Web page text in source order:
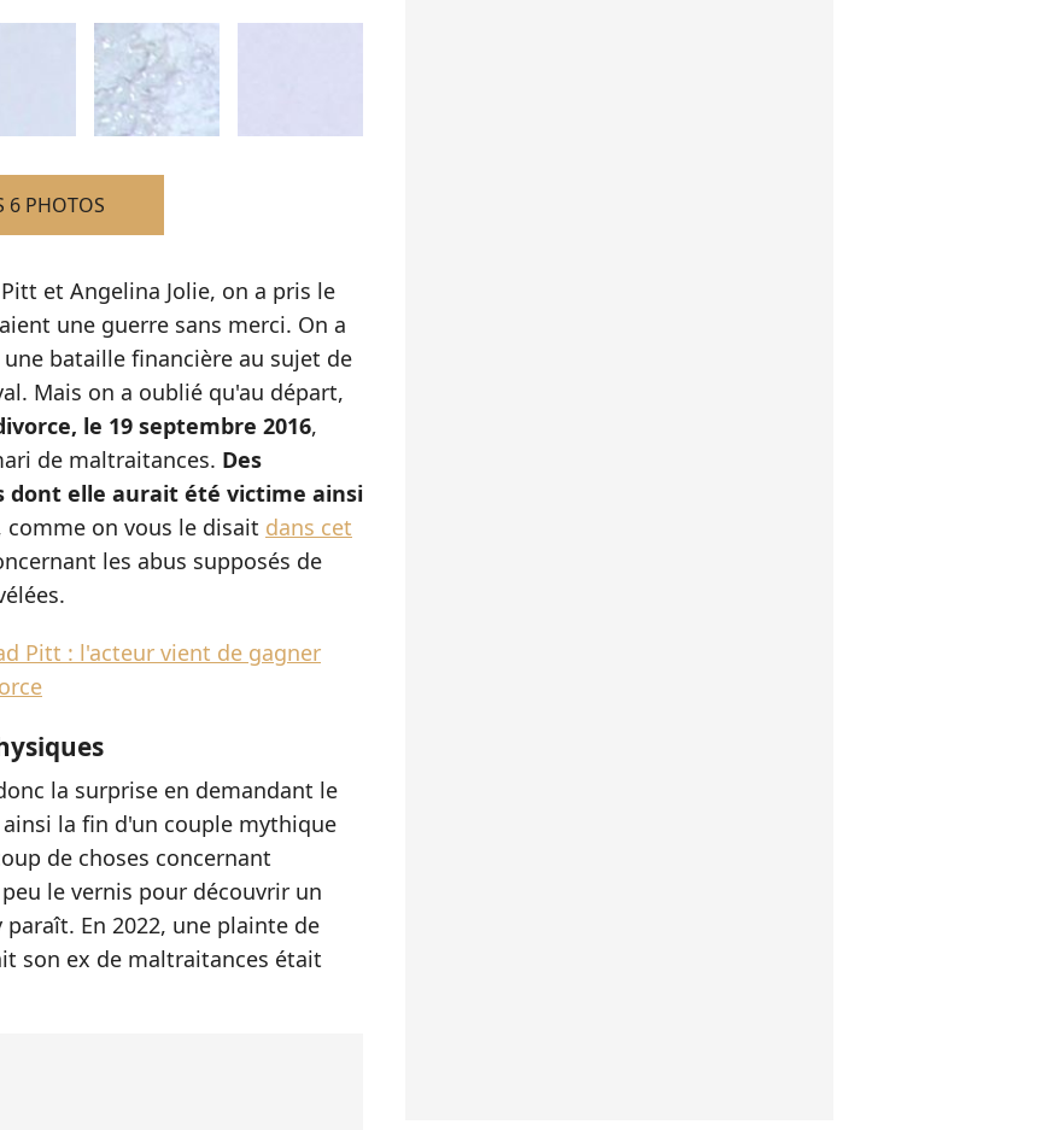
6 PHOTOS
et Angelina Jolie, on a pris le
une guerre sans merci. On a
bataille financière au sujet de
Mais on a oublié qu'au départ,
le 19 septembre 2016,
de maltraitances. Des
dont elle aurait été victime ainsi
comme on vous le disait dans cet
les abus supposés de
Pitt : l'acteur vient de gagner
la surprise en demandant le
la fin d'un couple mythique
de choses concernant
le vernis pour découvrir un
En 2022, une plainte de
son ex de maltraitances était